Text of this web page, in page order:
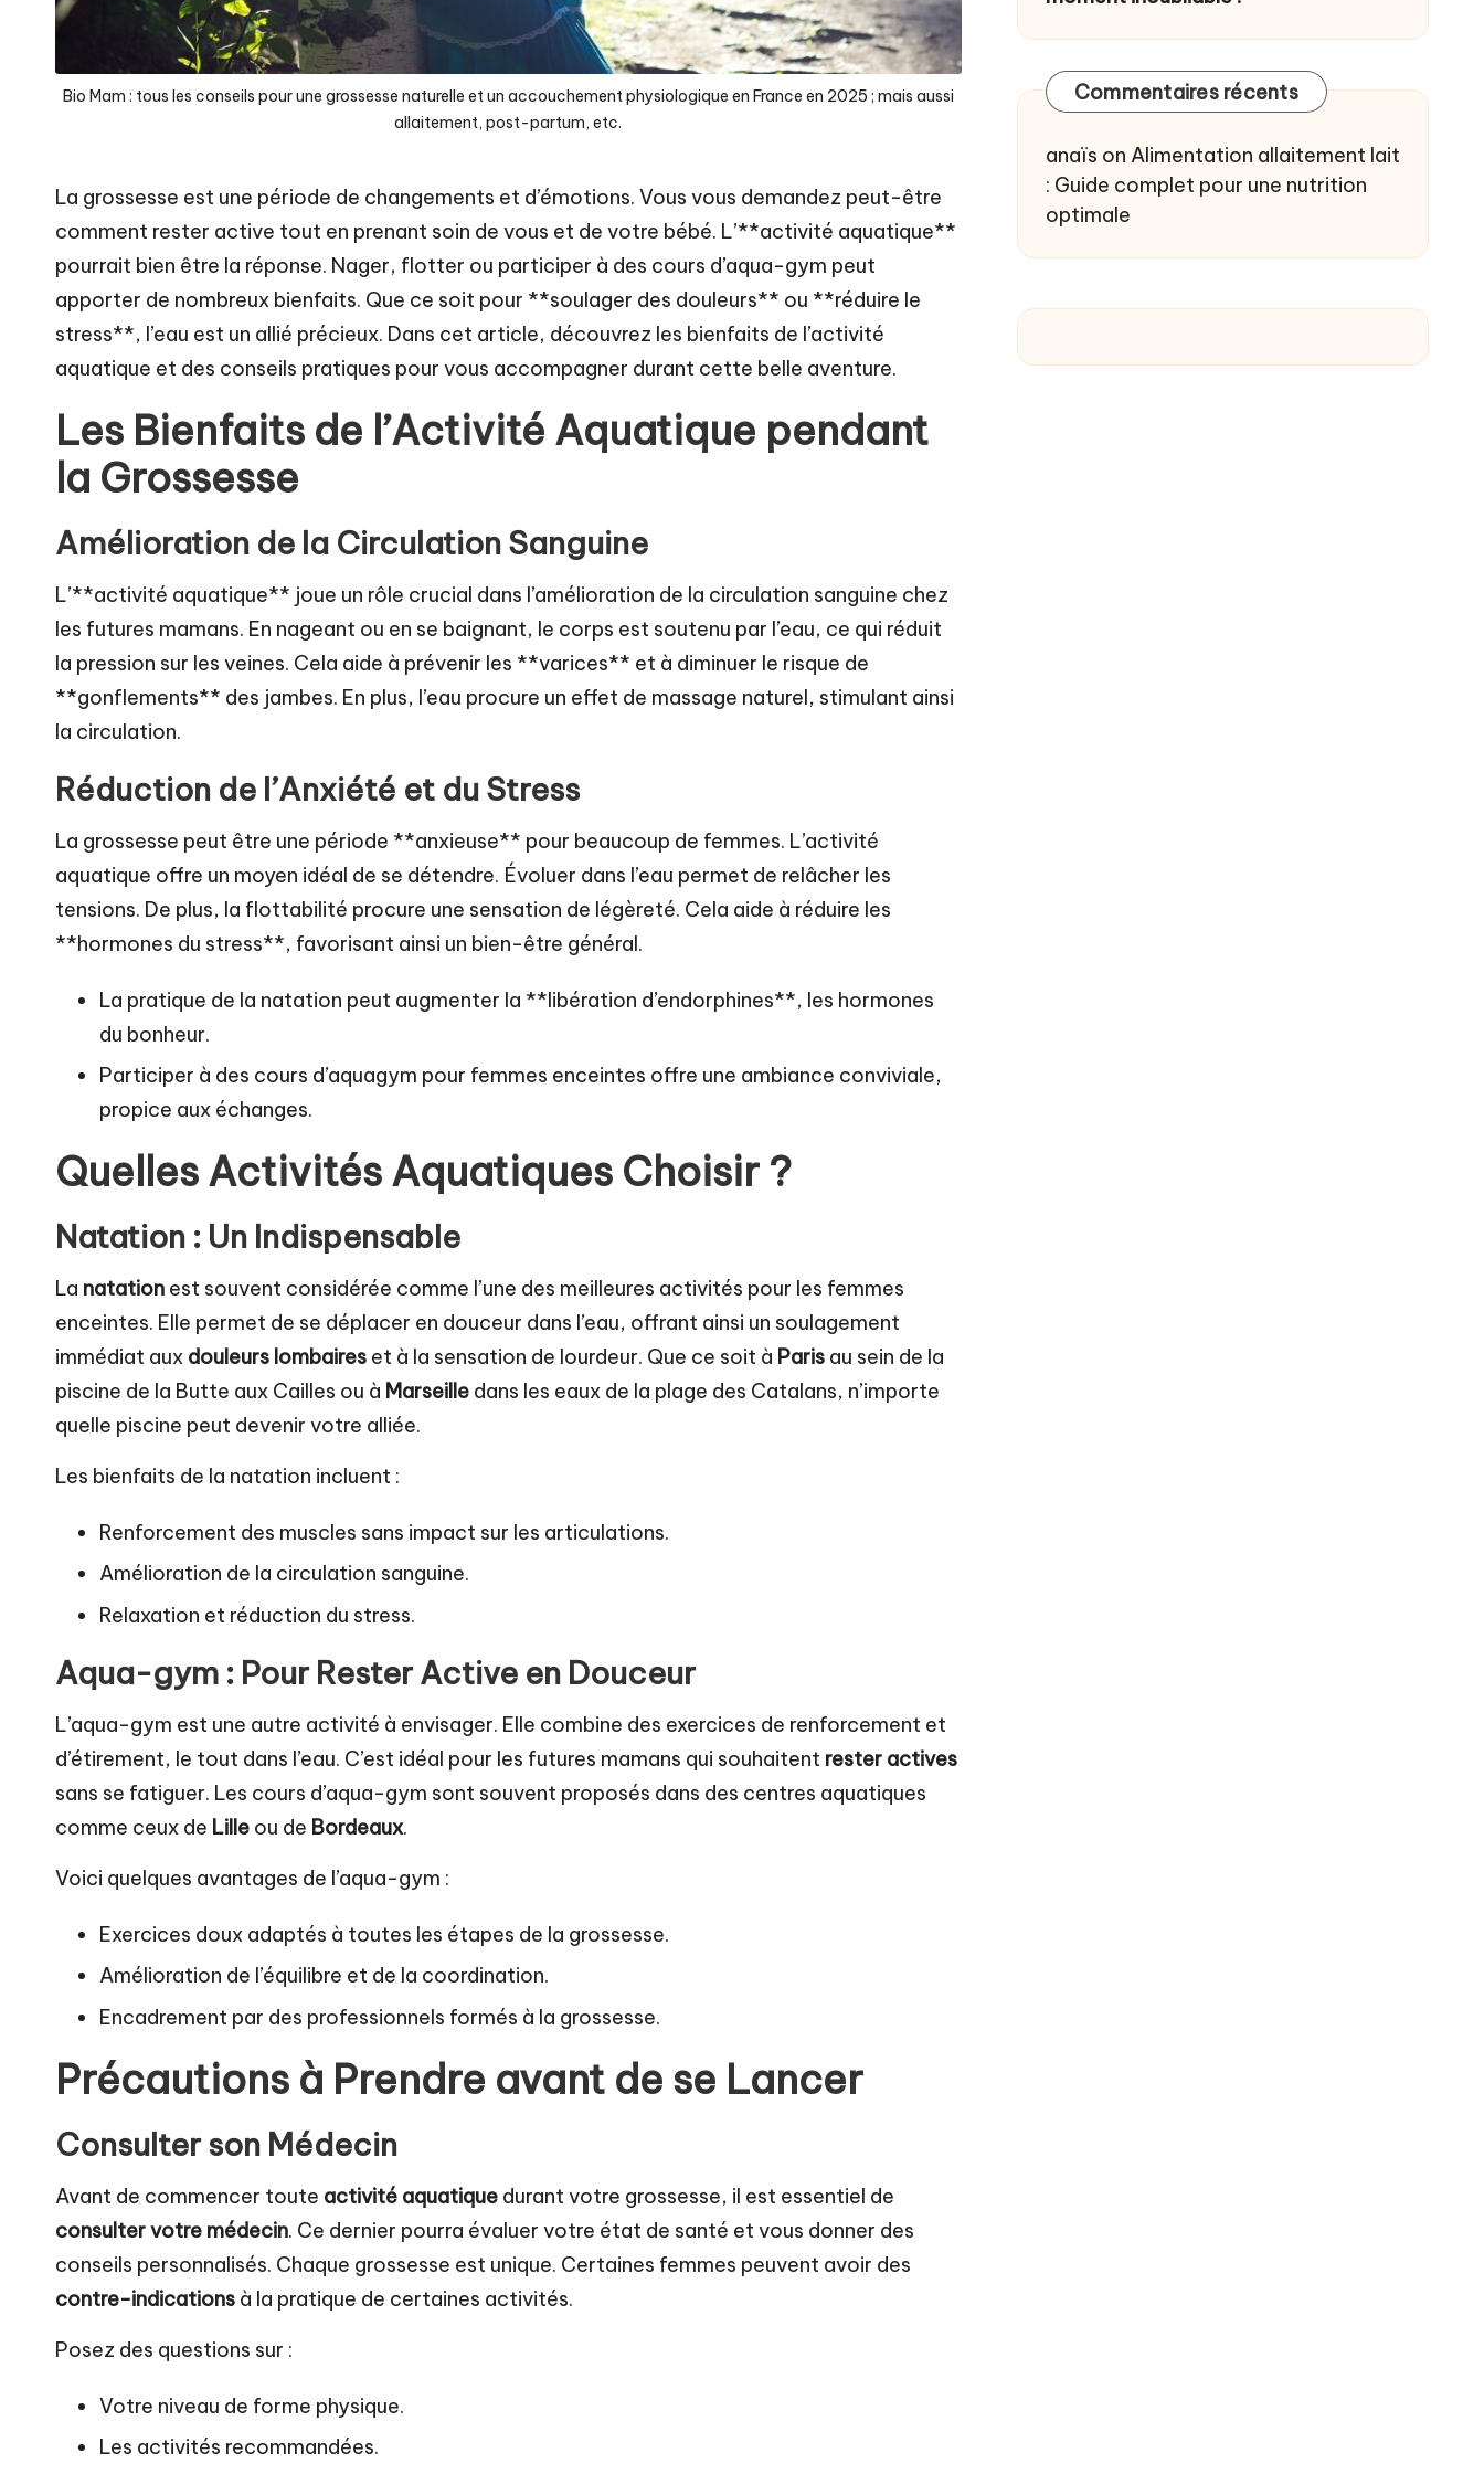
e
n
a
u
n
a
t
u
r
el
Bio Mam : tous les conseils pour une grossesse naturelle et un accouchement physiologique en France en 2025 ; mais aussi
allaitement, post-partum, etc.
La grossesse est une période de changements et d’émotions. Vous vous demandez peut-être
comment rester active tout en prenant soin de vous et de votre bébé. L’**activité aquatique**
pourrait bien être la réponse. Nager, flotter ou participer à des cours d’aqua-gym peut
apporter de nombreux bienfaits. Que ce soit pour **soulager des douleurs** ou **réduire le
stress**, l’eau est un allié précieux. Dans cet article, découvrez les bienfaits de l’activité
aquatique et des conseils pratiques pour vous accompagner durant cette belle aventure.
Les Bienfaits de l’Activité Aquatique pendant
la Grossesse
Amélioration de la Circulation Sanguine
L’**activité aquatique** joue un rôle crucial dans l’amélioration de la circulation sanguine chez
les futures mamans. En nageant ou en se baignant, le corps est soutenu par l’eau, ce qui réduit
la pression sur les veines. Cela aide à prévenir les **varices** et à diminuer le risque de
**gonflements** des jambes. En plus, l’eau procure un effet de massage naturel, stimulant ainsi
la circulation.
Réduction de l’Anxiété et du Stress
La grossesse peut être une période **anxieuse** pour beaucoup de femmes. L’activité
aquatique offre un moyen idéal de se détendre. Évoluer dans l’eau permet de relâcher les
tensions. De plus, la flottabilité procure une sensation de légèreté. Cela aide à réduire les
**hormones du stress**, favorisant ainsi un bien-être général.
La pratique de la natation peut augmenter la **libération d’endorphines**, les hormones
du bonheur.
Participer à des cours d’aquagym pour femmes enceintes offre une ambiance conviviale,
propice aux échanges.
Quelles Activités Aquatiques Choisir ?
Natation : Un Indispensable
La natation est souvent considérée comme l’une des meilleures activités pour les femmes
enceintes. Elle permet de se déplacer en douceur dans l’eau, offrant ainsi un soulagement
immédiat aux douleurs lombaires et à la sensation de lourdeur. Que ce soit à Paris au sein de la
piscine de la Butte aux Cailles ou à Marseille dans les eaux de la plage des Catalans, n’importe
quelle piscine peut devenir votre alliée.
Les bienfaits de la natation incluent :
Renforcement des muscles sans impact sur les articulations.
Amélioration de la circulation sanguine.
Relaxation et réduction du stress.
Aqua-gym : Pour Rester Active en Douceur
L’aqua-gym est une autre activité à envisager. Elle combine des exercices de renforcement et
d’étirement, le tout dans l’eau. C’est idéal pour les futures mamans qui souhaitent rester actives
sans se fatiguer. Les cours d’aqua-gym sont souvent proposés dans des centres aquatiques
comme ceux de Lille ou de Bordeaux.
Voici quelques avantages de l’aqua-gym :
Exercices doux adaptés à toutes les étapes de la grossesse.
Amélioration de l’équilibre et de la coordination.
Encadrement par des professionnels formés à la grossesse.
Précautions à Prendre avant de se Lancer
Consulter son Médecin
Avant de commencer toute activité aquatique durant votre grossesse, il est essentiel de
consulter votre médecin. Ce dernier pourra évaluer votre état de santé et vous donner des
conseils personnalisés. Chaque grossesse est unique. Certaines femmes peuvent avoir des
contre-indications à la pratique de certaines activités.
Posez des questions sur :
Votre niveau de forme physique.
Les activités recommandées.
Commentaires récents
anaïs on Alimentation allaitement lait
: Guide complet pour une nutrition
optimale